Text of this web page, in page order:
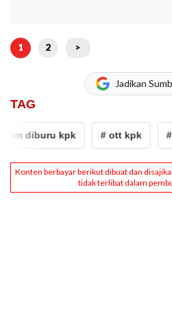
1 2 >
Jadikan
TAG
diburu kpk # ott kpk #